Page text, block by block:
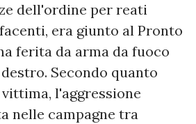
dell'ordine per reati
era giunto al Pronto
ferita da arma da fuoco
Secondo quanto
l'aggressione
nelle campagne tra